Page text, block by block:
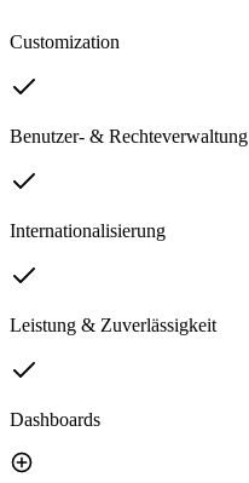
Customization
Benutzer- & Rechteverwaltung
Internationalisierung
Leistung & Zuverlässigkeit
Dashboards